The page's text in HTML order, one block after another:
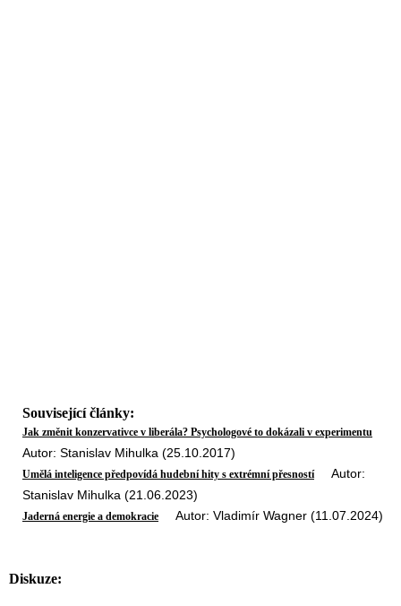
Související články:
Jak změnit konzervativce v liberála? Psychologové to dokázali v experimentu
Autor: Stanislav Mihulka (25.10.2017)
Umělá inteligence předpovídá hudební hity s extrémní přesnostíAutor:
Stanislav Mihulka (21.06.2023)
Jaderná energie a demokracie Autor: Vladimír Wagner (11.07.2024)
Diskuze: